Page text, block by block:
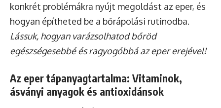
konkrét problémákra nyújt megoldást az eper, és
hogyan építheted be a bőrápolási rutinodba.
Lássuk, hogyan varázsolhatod bőröd
egészségesebbé és ragyogóbbá az eper erejével!
Az eper tápanyagtartalma: Vitaminok,
ásványi anyagok és antioxidánsok